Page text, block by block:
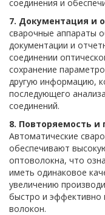
соединения и
7. Документация и
сварочные аппараты
документации и
соединении
сохранение
другую информацию,
последующего
соединений.
8. Повторяемость и
Автоматические
обеспечивают
оптоволокна, что
иметь одинаковое
увеличению
быстро и эффективно
волокон.